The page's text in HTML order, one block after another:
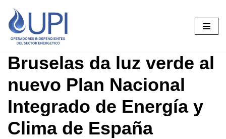
Saltar
al
Bruselas da luz verde al
nuevo Plan Nacional
Integrado de Energía y
Clima de España